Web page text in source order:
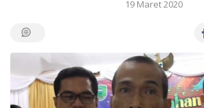
19 Maret 2020